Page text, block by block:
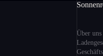
Über uns